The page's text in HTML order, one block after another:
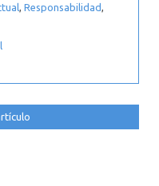
,Responsabilidad